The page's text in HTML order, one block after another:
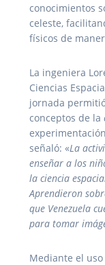
conocimientos
celeste,
físicos de
La ingeniera
Ciencias
jornada
conceptos de la
señaló: «La
enseñar a los
la ciencia
Aprendieron
que Venezuela
para tomar
Mediante el